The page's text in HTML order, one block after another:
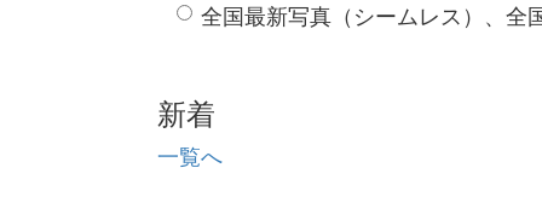
全国最新写真（シームレス）、全
新着
一覧へ